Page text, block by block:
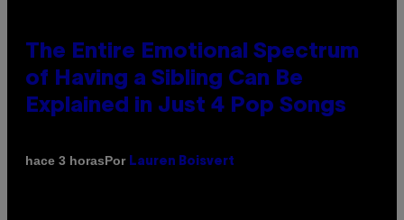
The Entire Emotional Spectrum
of Having a Sibling Can Be
Explained in Just 4 Pop Songs
hace 3 horasPor Lauren Boisvert